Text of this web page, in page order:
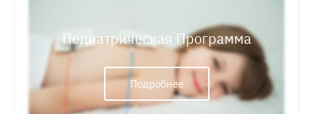
Педиатрическая Программа
Подробнее